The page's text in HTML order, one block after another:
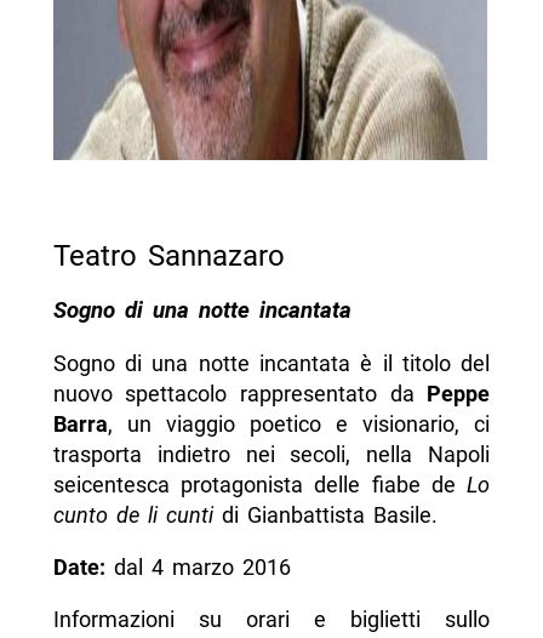
Teatro Sannazaro
Sogno di una notte incantata
Sogno di una notte incantata è il titolo del
nuovo spettacolo rappresentato da Peppe
Barra, un viaggio poetico e visionario, ci
trasporta indietro nei secoli, nella Napoli
seicentesca protagonista delle fiabe deLo
cunto de li cuntidi Gianbattista Basile.
Date: dal 4 marzo 2016
Informazioni su orari e biglietti sullo